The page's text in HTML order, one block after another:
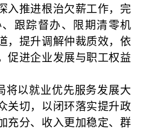
入推进根治欠薪工作，完
跟踪督办、限期清零机
，提升调解仲裁质效，依
促进企业发展与职工权益
将以就业优先服务发展大
关切，以闭环落实提升政
充分、收入更加稳定、群